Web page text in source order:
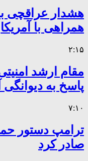
هشدار عراقچی
همراهی با آمریکا
۲:۱۵
مقام ارشد
پاسخ به دیوانگی
۷:۱۰
ترامپ دستور
صادر کرد